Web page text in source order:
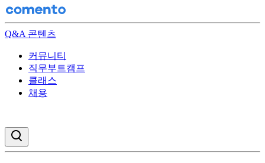
Q&A 콘텐츠
커뮤니티
직무부트캠프
클래스
채용